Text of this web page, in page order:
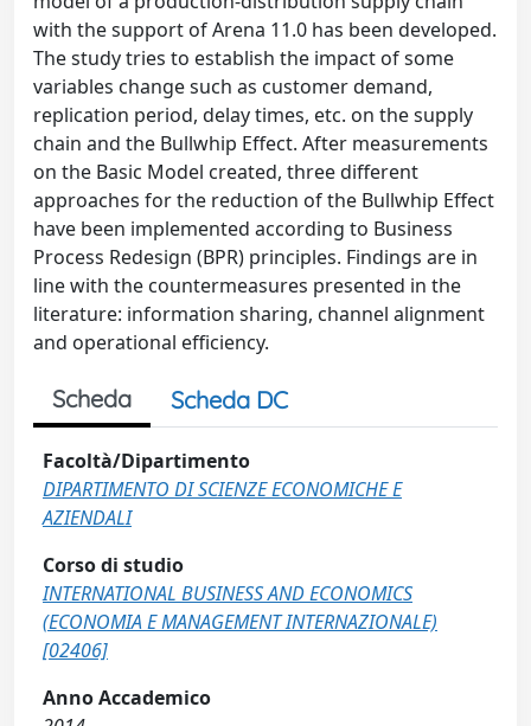
with the support of Arena 11.0 has been developed.
The study tries to establish the impact of some
variables change such as customer demand,
replication period, delay times, etc. on the supply
chain and the Bullwhip Effect. After measurements
on the Basic Model created, three different
approaches for the reduction of the Bullwhip Effect
have been implemented according to Business
Process Redesign (BPR) principles. Findings are in
line with the countermeasures presented in the
literature: information sharing, channel alignment
and operational efficiency.
Scheda Scheda DC
Facoltà/Dipartimento
DIPARTIMENTO DI SCIENZE ECONOMICHE E
AZIENDALI
Corso di studio
INTERNATIONAL BUSINESS AND ECONOMICS
(ECONOMIA E MANAGEMENT INTERNAZIONALE)
[02406]
Anno Accademico